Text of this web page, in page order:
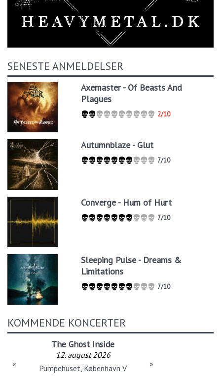
SENESTE ANMELDELSER
Axemaster - Of Beasts And
Plagues
2/10
Autumnblaze - Glut
7/10
Converge - Hum of Hurt
7/10
Sleeping Pulse - Dreams &
Limitations
7/10
KOMMENDE KONCERTER
The Ghost Inside
12. august 2026
Pumpehuset, København V
« »